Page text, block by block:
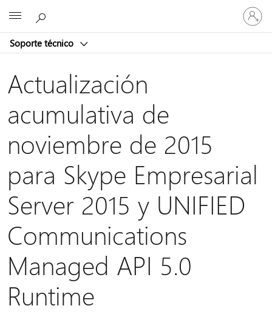
Soporte técnico
Iniciar
sesión
en
cuenta
Actualización
acumulativa de
noviembre de 2015
para Skype Empresarial
Server 2015 y UNIFIED
Communications
Managed API 5.0
Runtime